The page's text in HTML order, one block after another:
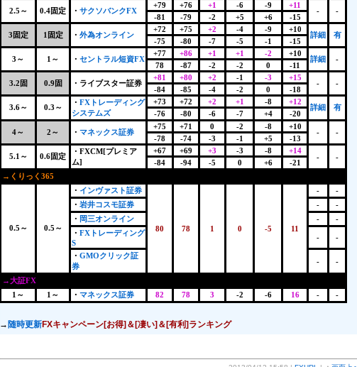
2.5～ 0.4固定 ・ サクソバンクFX
+79 +76 +1 -6 -9 +11
- -
-81 -79 -2 +5 +6 -15
3固定 1固定 ・ 外為オンライン
+72 +75 +2 -4 -9 +10
詳細 有
-75 -80 -7 -5 -1 -15
3～ 1～ ・ セントラル短資FX
+77 +86 +1 +1 -2 +10
詳細 -
78 -87 -2 -2 0 -11
3.2固 0.9固 ・ライブスター証券
+81 +80 +2 -1 -3 +15
- -
-84 -85 -4 -2 0 -18
3.6～ 0.3～
・ FXトレーディング
システムズ
+73 +72 +2 +1 -8 +12
詳細 有
-76 -80 -6 -7 +4 -20
4～ 2～ ・ マネックス証券
+75 +71 0 -2 -8 +10
- -
-78 -74 -3 -1 +5 -13
5.1～ 0.6固定
・FXCM[プレミア
ム]
+67 +69 +3 -3 -8 +14
- -
-84 -94 -5 0 +6
-21
→くりっく365
0.5～ 0.5～
・ インヴァスト証券
80 78 1 0 -5 11
-
-
・ 岩井コスモ証券 -
-
・ 岡三オンライン -
-
・ FXトレーディング
S
- -
・ GMOクリック証
券
- -
→大証FX
1～
1～ ・ マネックス証券 82 78 3 -2 -6 16 - -
→ 随時更新FXキャンペーン[お得]＆[凄い]＆[有利]ランキング